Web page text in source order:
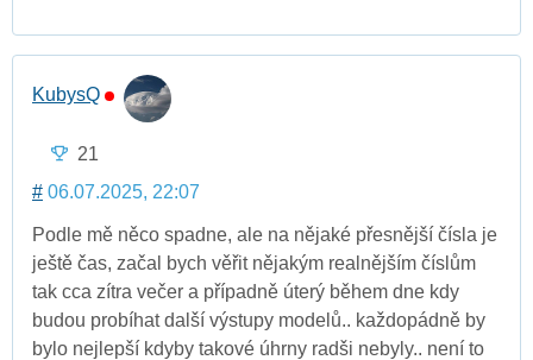
KubysQ
21
# 06.07.2025, 22:07
Podle mě něco spadne, ale na nějaké přesnější čísla je
ještě čas, začal bych věřit nějakým realnějším číslům
tak cca zítra večer a případně úterý během dne kdy
budou probíhat další výstupy modelů.. každopádně by
bylo nejlepší kdyby takové úhrny radši nebyly.. není to